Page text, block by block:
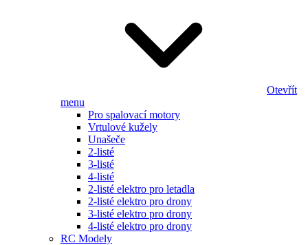
Otevřít
menu
Pro spalovací motory
Vrtulové kužely
Unašeče
2-listé
3-listé
4-listé
2-listé elektro pro letadla
2-listé elektro pro drony
3-listé elektro pro drony
4-listé elektro pro drony
RC Modely